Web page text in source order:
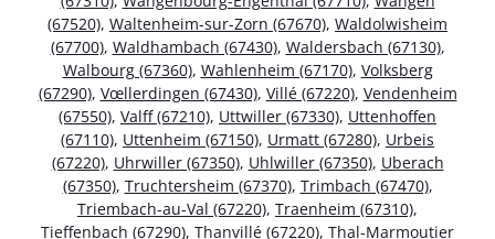
(67520), Waltenheim-sur-Zorn (67670), Waldolwisheim
(67700), Waldhambach (67430), Waldersbach (67130),
Walbourg (67360), Wahlenheim (67170), Volksberg
(67290), Vœllerdingen (67430), Villé (67220), Vendenheim
(67550), Valff (67210), Uttwiller (67330), Uttenhoffen
(67110), Uttenheim (67150), Urmatt (67280), Urbeis
(67220), Uhrwiller (67350), Uhlwiller (67350), Uberach
(67350), Truchtersheim (67370), Trimbach (67470),
Triembach-au-Val (67220), Traenheim (67310),
Tieffenbach (67290), Thanvillé (67220), Thal-Marmoutier